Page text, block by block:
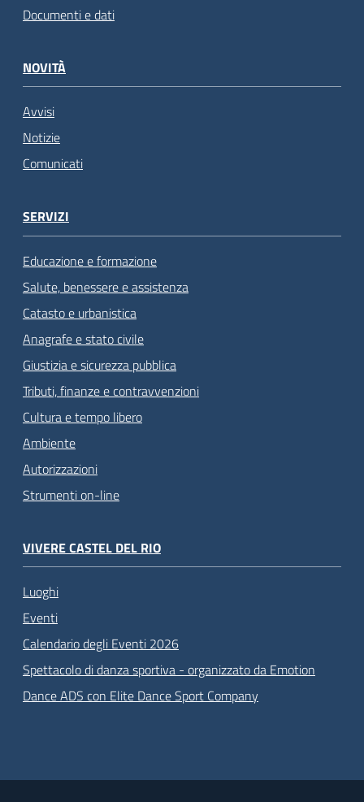
Documenti e dati
NOVITÀ
Avvisi
Notizie
Comunicati
SERVIZI
Educazione e formazione
Salute, benessere e assistenza
Catasto e urbanistica
Anagrafe e stato civile
Giustizia e sicurezza pubblica
Tributi, finanze e contravvenzioni
Cultura e tempo libero
Ambiente
Autorizzazioni
Strumenti on-line
VIVERE CASTEL DEL RIO
Luoghi
Eventi
Calendario degli Eventi 2026
Spettacolo di danza sportiva - organizzato da Emotion
Dance ADS con Elite Dance Sport Company